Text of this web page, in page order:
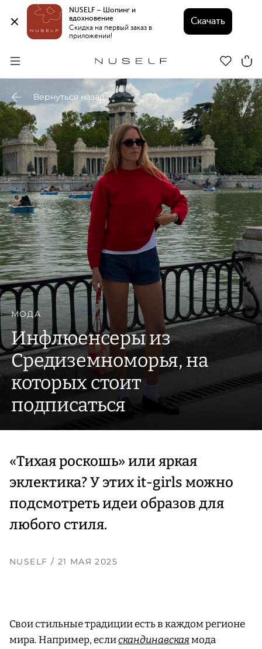
NUSELF – Шопинг и
вдохновение
Скидка на первый заказ в
приложении!
Скачать
Вернуться назад
МОДА
Инфлюенсеры из
Средиземноморья, на
которых стоит
подписаться
«Тихая роскошь» или яркая
эклектика? У этих it-girls можно
подсмотреть идеи образов для
любого стиля.
NUSELF / 21 МАЯ 2025
Свои стильные традиции есть в каждом регионе
мира. Например, еслискандинавскаямода